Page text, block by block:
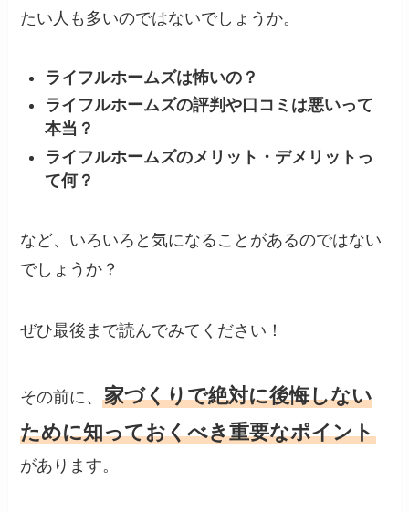
たい人も多いのではないでしょうか。
ライフルホームズは怖いの？
ライフルホームズの評判や口コミは悪いって
本当？
ライフルホームズのメリット・デメリットっ
て何？
など、いろいろと気になることがあるのではない
でしょうか？
ぜひ最後まで読んでみてください！
その前に、家づくりで絶対に後悔しない
ために知っておくべき重要なポイント
があります。